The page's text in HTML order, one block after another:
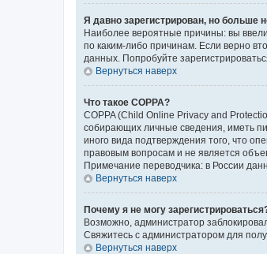
Я давно зарегистрирован, но больше
Наиболее вероятные причины: вы
по каким-либо причинам. Если верно
данных. Попробуйте
Вернуться наверх
Что такое COPPA?
COPPA (Child Online Privacy and
собирающих личные сведения, иметь
иного вида подтверждения того, что
правовым вопросам и не является
Примечание переводчика: в России
Вернуться наверх
Почему я не могу
Возможно, администратор
Свяжитесь с администратором для
Вернуться наверх